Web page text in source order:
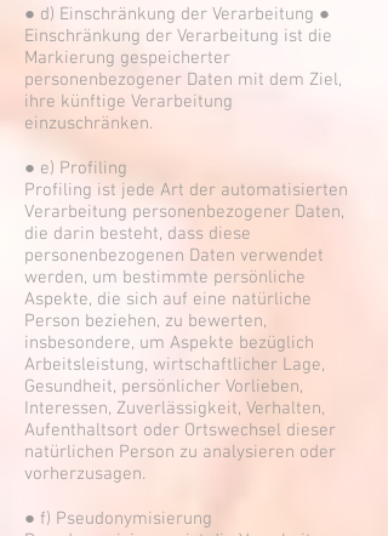
● d) Einschränkung der Verarbeitung ●
Einschränkung der Verarbeitung ist die
Markierung gespeicherter
personenbezogener Daten mit dem Ziel,
ihre künftige Verarbeitung
einzuschränken.
● e) Profiling
Profiling ist jede Art der automatisierten
Verarbeitung personenbezogener Daten,
die darin besteht, dass diese
personenbezogenen Daten verwendet
werden, um bestimmte persönliche
Aspekte, die sich auf eine natürliche
Person beziehen, zu bewerten,
insbesondere, um Aspekte bezüglich
Arbeitsleistung, wirtschaftlicher Lage,
Gesundheit, persönlicher Vorlieben,
Interessen, Zuverlässigkeit, Verhalten,
Aufenthaltsort oder Ortswechsel dieser
natürlichen Person zu analysieren oder
vorherzusagen.
● f) Pseudonymisierung